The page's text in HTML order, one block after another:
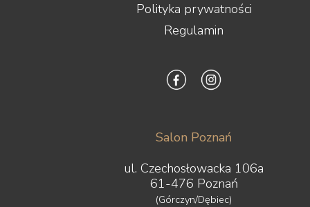
Polityka prywatności
Regulamin
Salon Poznań
ul. Czechosłowacka 106a
61-476 Poznań
(Górczyn/Dębiec)